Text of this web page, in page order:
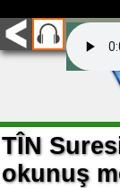
TÎN
okunuş